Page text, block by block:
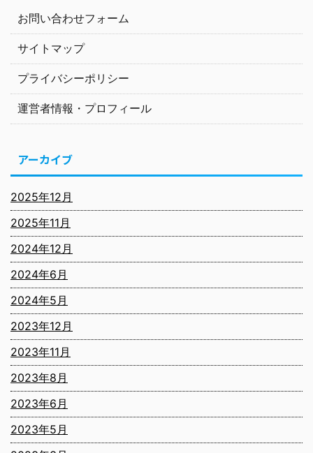
お問い合わせフォーム
サイトマップ
プライバシーポリシー
運営者情報・プロフィール
アーカイブ
2025年12月
2025年11月
2024年12月
2024年6月
2024年5月
2023年12月
2023年11月
2023年8月
2023年6月
2023年5月